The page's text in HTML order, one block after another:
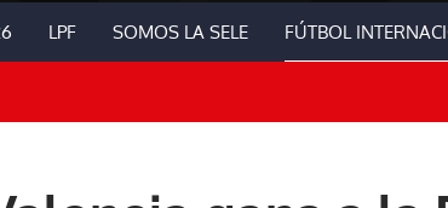
LPF SOMOS LA SELE FÚTBOL